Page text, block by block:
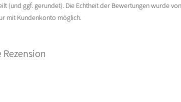
(und ggf. gerundet). Die Echtheit der Bewertungen wurde
mit Kundenkonto möglich.